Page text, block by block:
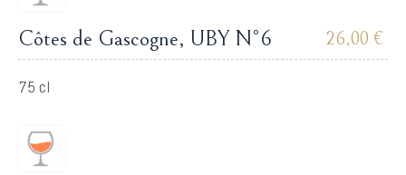
Côtes de Gascogne, UBY N°6 26,00 €
75 cl